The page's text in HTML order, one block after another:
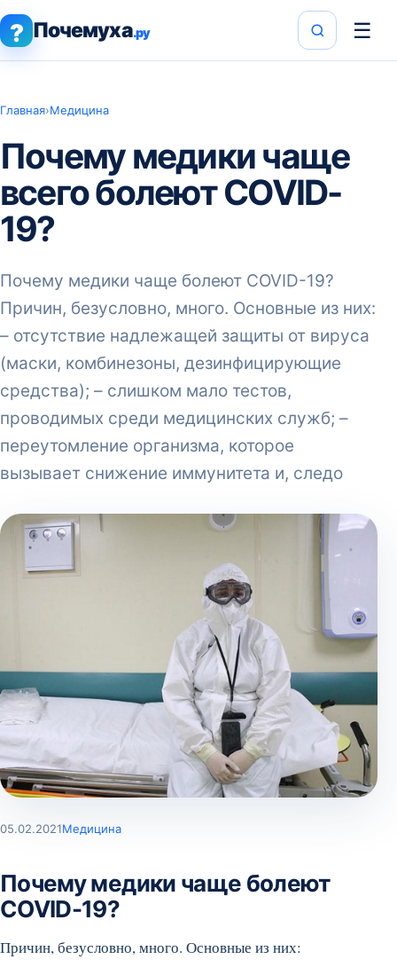
? Почемуха.ру ☰
Главная›Медицина
Почему медики чаще
всего болеют COVID-
19?
Почему медики чаще болеют COVID-19?
Причин, безусловно, много. Основные из них:
– отсутствие надлежащей защиты от вируса
(маски, комбинезоны, дезинфицирующие
средства); – слишком мало тестов,
проводимых среди медицинских служб; –
переутомление организма, которое
вызывает снижение иммунитета и, следо
05.02.2021Медицина
Почему медики чаще болеют
COVID-19?
Причин, безусловно, много. Основные из них: